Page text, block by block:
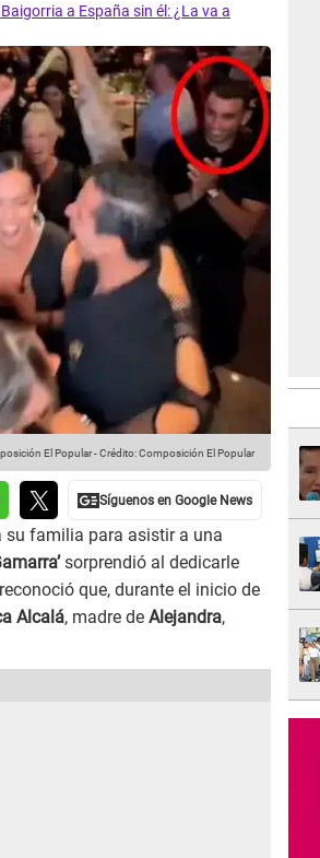
a España sin él: ¿La va a
El Popular-Crédito: Composición El Popular
su familia para asistir a una
sorprendió al dedicarle
que, durante el inicio de
Alcalá, madre de Alejandra,